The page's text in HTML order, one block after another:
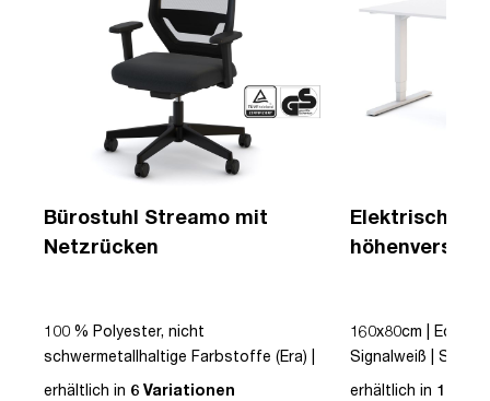
Bürostuhl Streamo mit
Netzrücken
100 % Polyester, nicht
schwermetallhaltige Farbstoffe (Era) |
Schwarz | Drehstuhl | Netzrücken | mit
erhältlich in 6 Variationen
Elektrisch
160x80cm | Eckig |
Signalweiß |
höhenverstellbar
erhältlich in 126